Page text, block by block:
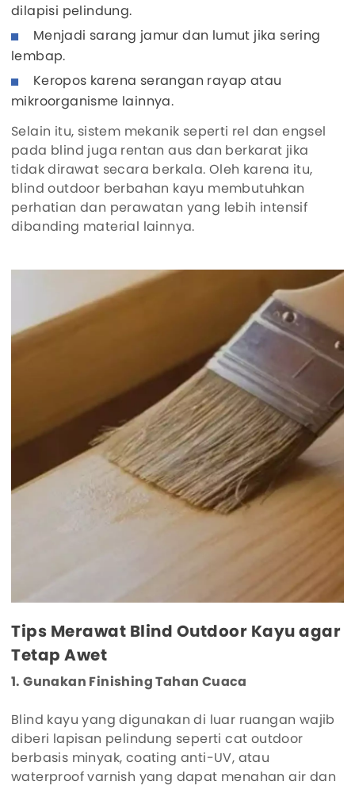
dilapisi pelindung.
Menjadi sarang jamur dan lumut jika sering
lembap.
Keropos karena serangan rayap atau
mikroorganisme lainnya.
Selain itu, sistem mekanik seperti rel dan engsel
pada blind juga rentan aus dan berkarat jika
tidak dirawat secara berkala. Oleh karena itu,
blind outdoor berbahan kayu membutuhkan
perhatian dan perawatan yang lebih intensif
dibanding material lainnya.
Tips Merawat Blind Outdoor Kayu agar
Tetap Awet
1. Gunakan Finishing Tahan Cuaca
Blind kayu yang digunakan di luar ruangan wajib
diberi lapisan pelindung seperti cat outdoor
berbasis minyak, coating anti-UV, atau
waterproof varnish yang dapat menahan air dan